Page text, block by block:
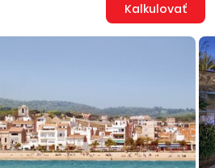
Kalkulovať